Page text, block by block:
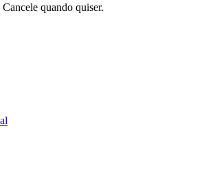
quando quiser.